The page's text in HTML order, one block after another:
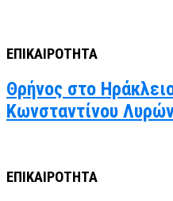
ΕΠΙΚΑΙΡΟΤΗΤΑ
Θρήνος στο
Κωνσταντίνου
ΕΠΙΚΑΙΡΟΤΗΤΑ